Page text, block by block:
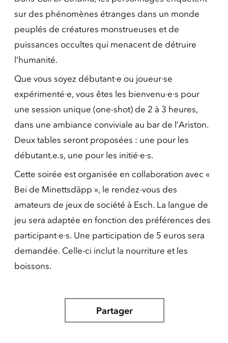
sur des phénomènes étranges dans un monde
peuplés de créatures monstrueuses et de
puissances occultes qui menacent de détruire
l’humanité.
Que vous soyez débutant·e ou joueur·se
expérimenté·e, vous êtes les bienvenu·e·s pour
une session unique (one-shot) de 2 à 3 heures,
dans une ambiance conviviale au bar de l’Ariston.
Deux tables seront proposées : une pour les
débutant.e.s, une pour les initié·e·s.
Cette soirée est organisée en collaboration avec «
Bei de Minettsdäpp », le rendez-vous des
amateurs de jeux de société à Esch. La langue de
jeu sera adaptée en fonction des préférences des
participant·e·s. Une participation de 5 euros sera
demandée. Celle-ci inclut la nourriture et les
boissons.
Partager